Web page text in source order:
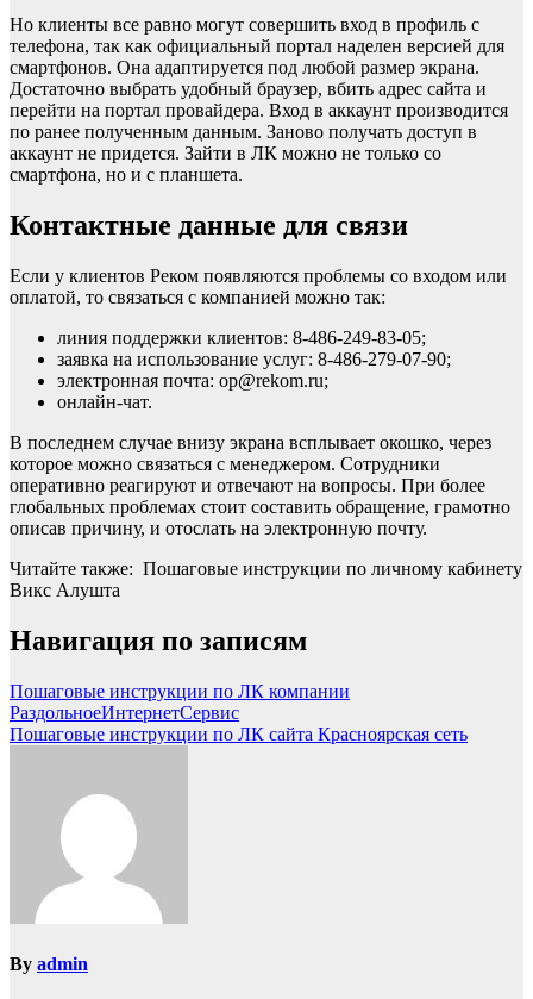
Но клиенты все равно могут совершить вход в профиль с
телефона, так как официальный портал наделен версией для
смартфонов. Она адаптируется под любой размер экрана.
Достаточно выбрать удобный браузер, вбить адрес сайта и
перейти на портал провайдера. Вход в аккаунт производится
по ранее полученным данным. Заново получать доступ в
аккаунт не придется. Зайти в ЛК можно не только со
смартфона, но и с планшета.
Контактные данные для связи
Если у клиентов Реком появляются проблемы со входом или
оплатой, то связаться с компанией можно так:
линия поддержки клиентов: 8-486-249-83-05;
заявка на использование услуг: 8-486-279-07-90;
электронная почта: op@rekom.ru;
онлайн-чат.
В последнем случае внизу экрана всплывает окошко, через
которое можно связаться с менеджером. Сотрудники
оперативно реагируют и отвечают на вопросы. При более
глобальных проблемах стоит составить обращение, грамотно
описав причину, и отослать на электронную почту.
Читайте также: Пошаговые инструкции по личному кабинету
Викс Алушта
Навигация по записям
Пошаговые инструкции по ЛК компании
РаздольноеИнтернетСервис
Пошаговые инструкции по ЛК сайта Красноярская сеть
By admin